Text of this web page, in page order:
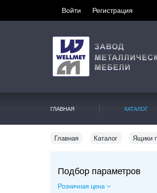
Войти Регистрация
ГЛАВНАЯ КАТАЛОГ
Главная Каталог Ящики
Подбор параметров
Розничная цена